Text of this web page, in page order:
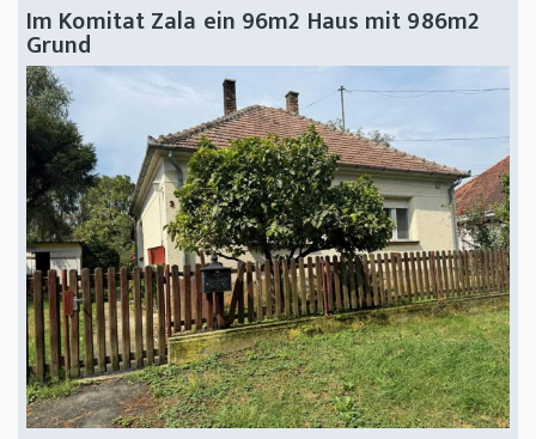
Im Komitat Zala ein 96m2 Haus mit 986m2
Grund